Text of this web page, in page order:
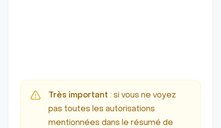
Très important : si vous ne voyez
pas toutes les autorisations
mentionnées dans le résumé de